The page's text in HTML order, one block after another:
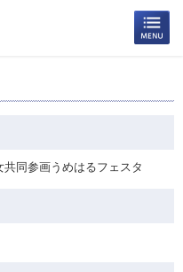
同参画うめはるフェスタ